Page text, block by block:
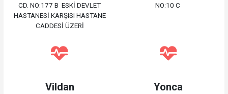
CD. NO:177 B ESKİ DEVLET
HASTANESİ KARŞISI HASTANE
CADDESİ ÜZERİ
NO:10 C
Vildan
Yonca